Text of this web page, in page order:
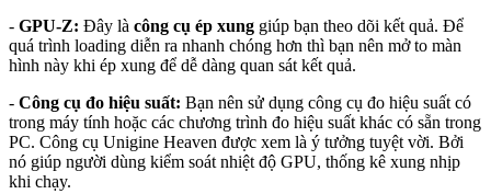
- GPU-Z: Đây là công cụ ép xung giúp bạn theo dõi kết quả. Để
quá trình loading diễn ra nhanh chóng hơn thì bạn nên mở to màn
hình này khi ép xung để dễ dàng quan sát kết quả.
- Công cụ đo hiệu suất: Bạn nên sử dụng công cụ đo hiệu suất có
trong máy tính hoặc các chương trình đo hiệu suất khác có sẵn trong
PC. Công cụ Unigine Heaven được xem là ý tưởng tuyệt vời. Bởi
nó giúp người dùng kiểm soát nhiệt độ GPU, thống kê xung nhịp
khi chạy.